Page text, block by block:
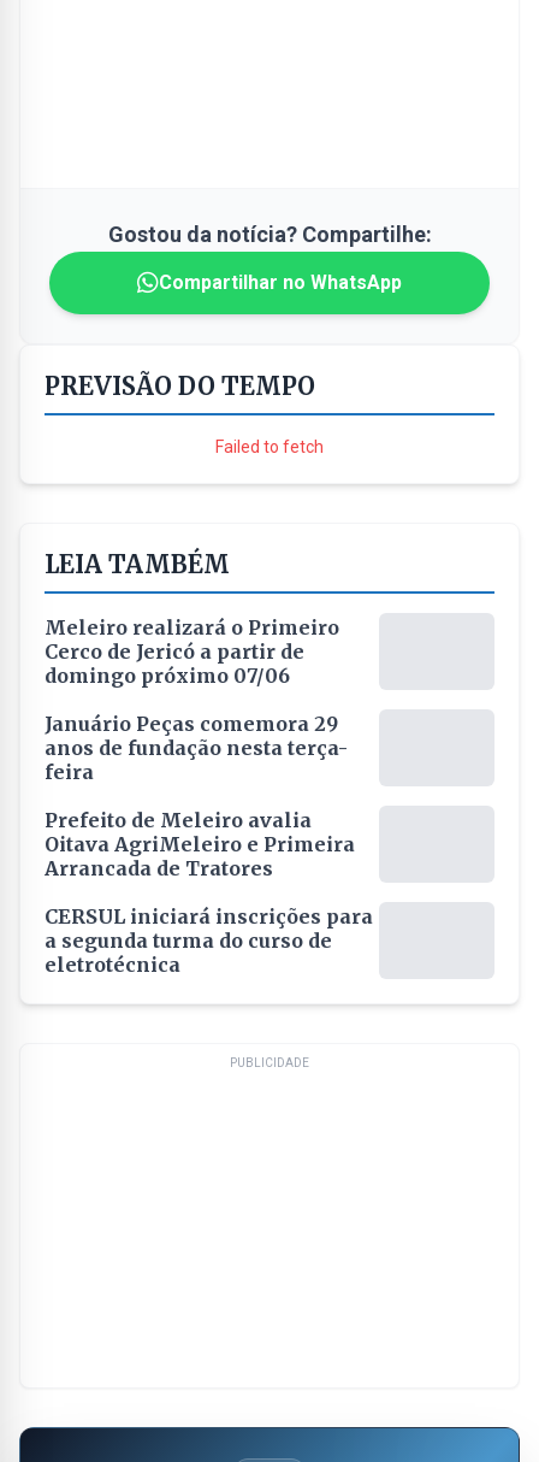
Gostou da notícia? Compartilhe:
Compartilhar no WhatsApp
PREVISÃO DO TEMPO
Failed to fetch
LEIA TAMBÉM
Meleiro realizará o Primeiro
Cerco de Jericó a partir de
domingo próximo 07/06
Januário Peças comemora 29
anos de fundação nesta terça-
feira
Prefeito de Meleiro avalia
Oitava AgriMeleiro e Primeira
Arrancada de Tratores
CERSUL iniciará inscrições para
a segunda turma do curso de
eletrotécnica
PUBLICIDADE